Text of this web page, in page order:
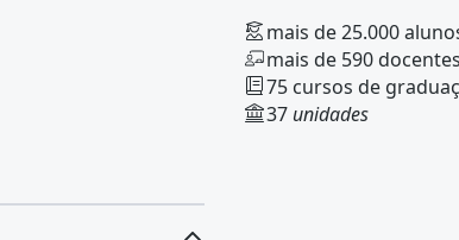
mais de 25.000
mais de 590 docentes
75 cursos de
37 unidades